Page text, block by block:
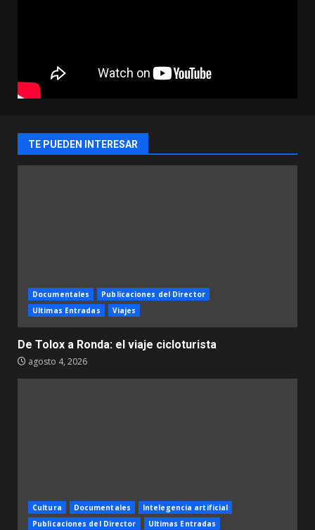
TE PUEDEN INTERESAR
Documentales
Publicaciones del Director
Ultimas Entradas
Viajes
De Tolox a Ronda: el viaje cicloturista
agosto 4, 2026
Cultura Documentales
Intelegencia artificial
Publicaciones del Director
Ultimas Entradas